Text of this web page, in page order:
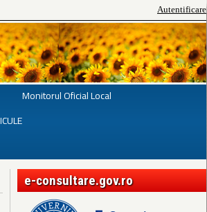
Autentificare
Monitorul Oficial Local
e-consultare.gov.ro